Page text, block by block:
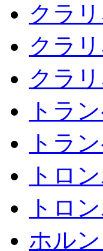
クラ
クラ
クラ
トラ
トラ
トロ
トロ
ホル